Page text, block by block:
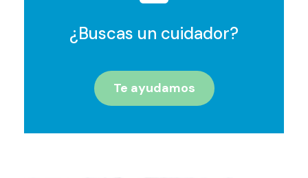
¿Buscas un cuidador?
Te ayudamos